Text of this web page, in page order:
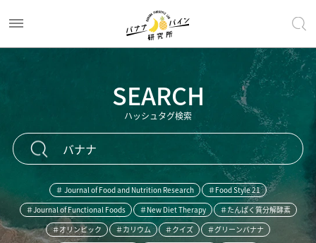
SEARCH
ハッシュタグ検索
＃ Journal of Food and Nutrition Research
＃Food Style 21
＃Journal of Functional Foods
＃New Diet Therapy
＃たんぱく質分解酵素
＃オリンピック
＃カリウム ＃クイズ
＃グリーンバナナ